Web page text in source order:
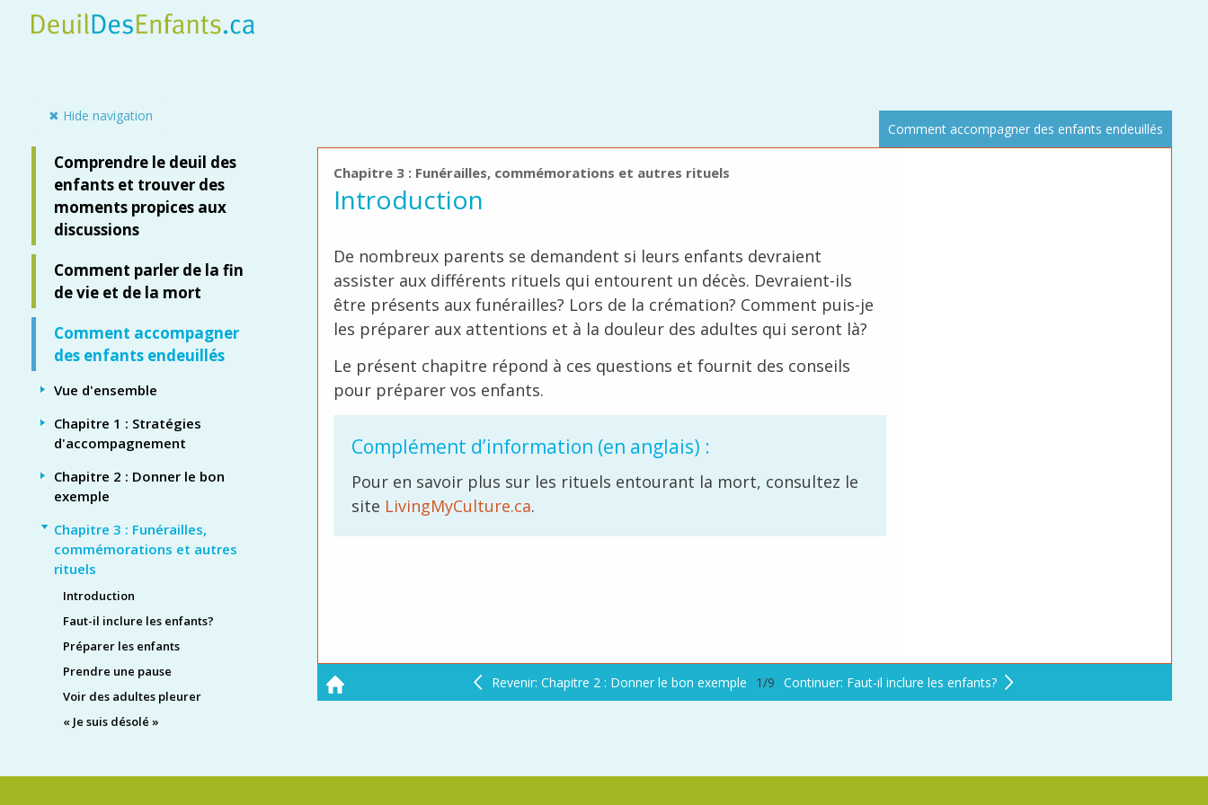
✖ Hide navigation
Comprendre le deuil des
enfants et trouver des
moments propices aux
discussions
Comment parler de la fin
de vie et de la mort
Comment accompagner
des enfants endeuillés
Vue d'ensemble
Chapitre 1 : Stratégies
d'accompagnement
Chapitre 2 : Donner le bon
exemple
Chapitre 3 : Funérailles,
commémorations et autres
rituels
Introduction
Faut-il inclure les enfants?
Préparer les enfants
Prendre une pause
Voir des adultes pleurer
« Je suis désolé »
Comment accompagner des enfants endeuillés
Chapitre 3 : Funérailles, commémorations et autres rituels
Introduction
De nombreux parents se demandent si leurs enfants devraient
assister aux différents rituels qui entourent un décès. Devraient-ils
être présents aux funérailles? Lors de la crémation? Comment puis-je
les préparer aux attentions et à la douleur des adultes qui seront là?
Le présent chapitre répond à ces questions et fournit des conseils
pour préparer vos enfants.
Complément d’information (en anglais) :
Pour en savoir plus sur les rituels entourant la mort, consultez le
site LivingMyCulture.ca.
Revenir: Chapitre 2 : Donner le bon exemple 1/9 Continuer: Faut-il inclure les enfants?